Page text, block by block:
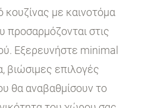
κουζίνας με καινοτόμα
προσαρμόζονται στις
Εξερευνήστε minimal
βιώσιμες επιλογές
θα αναβαθμίσουν το